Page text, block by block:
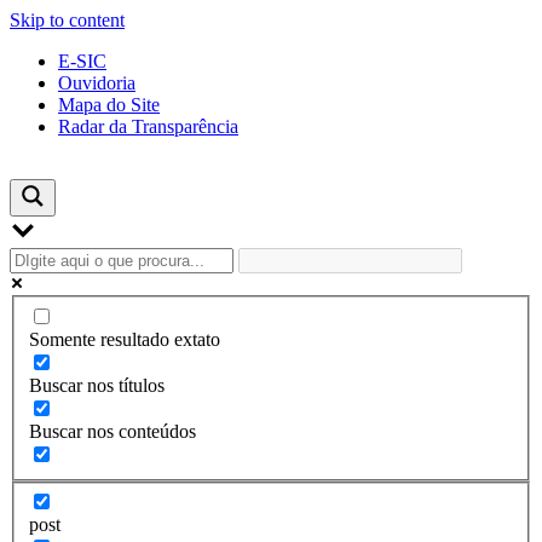
Skip to content
E-SIC
Ouvidoria
Mapa do Site
Radar da Transparência
Somente resultado extato
Buscar nos títulos
Buscar nos conteúdos
post